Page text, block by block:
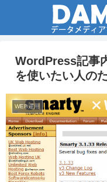
WordPress記事
を使いたい人の
WEB運用